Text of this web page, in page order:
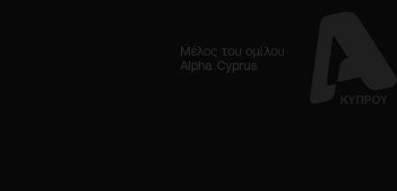
Μέλος του ομίλου
Alpha Cyprus